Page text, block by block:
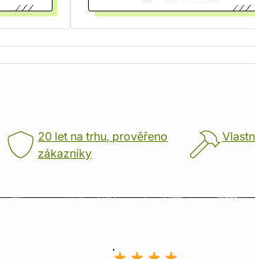
20 let na trhu, prověřeno
zákazníky